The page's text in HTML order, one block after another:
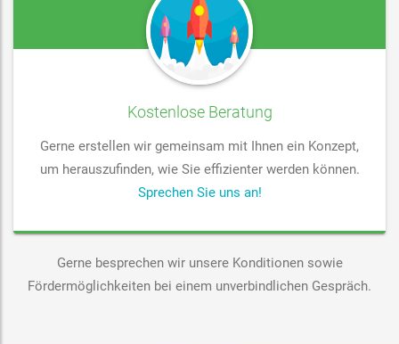
Kostenlose Beratung
Gerne erstellen wir gemeinsam mit Ihnen ein Konzept,
um herauszufinden, wie Sie effizienter werden können.
Sprechen Sie uns an!
Gerne besprechen wir unsere Konditionen sowie
Fördermöglichkeiten bei einem unverbindlichen Gespräch.